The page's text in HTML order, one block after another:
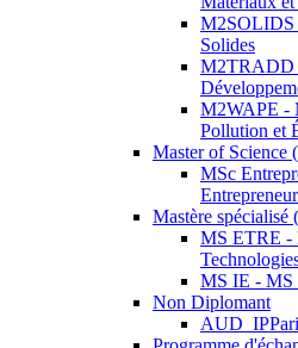
M2SOLIDS
Solides
M2TRADD
M2WAPE -
Pollution et
Master of Science
MSc
Mastère spécialisé
MS ETRE -
MS IE - MS
Non Diplomant